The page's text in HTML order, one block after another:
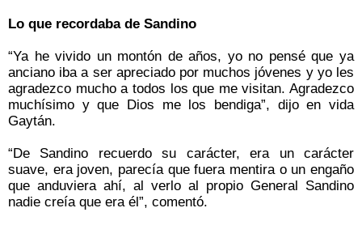
Lo que recordaba de Sandino
“Ya he vivido un montón de años, yo no pensé que ya
anciano iba a ser apreciado por muchos jóvenes y yo les
agradezco mucho a todos los que me visitan. Agradezco
muchísimo y que Dios me los bendiga”, dijo en vida
Gaytán.
“De Sandino recuerdo su carácter, era un carácter
suave, era joven, parecía que fuera mentira o un engaño
que anduviera ahí, al verlo al propio General Sandino
nadie creía que era él”, comentó.